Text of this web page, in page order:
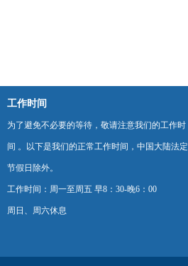
工作时间
为了避免不必要的等待，敬请注意我们的工作时
间 。以下是我们的正常工作时间，中国大陆法定
节假日除外。
工作时间：周一至周五 早8：30-晚6：00
周日、周六休息